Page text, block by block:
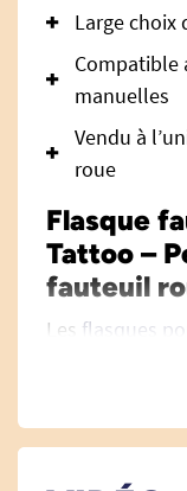
Large choix
Compatible
manuelles
Vendu à
roue
Flasque
Tattoo –
fauteuil
Les flasques
Tattoo sont
offrir une
fauteuil.